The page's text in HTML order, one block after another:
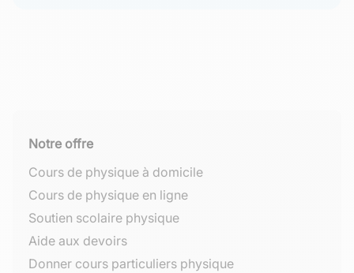
Notre offre
Cours de physique à domicile
Cours de physique en ligne
Soutien scolaire physique
Aide aux devoirs
Donner cours particuliers physique